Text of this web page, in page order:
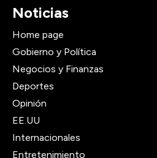
Noticias
Home page
Gobierno y Política
Negocios y Finanzas
Deportes
Opinión
EE.UU
Internacionales
Entretenimiento